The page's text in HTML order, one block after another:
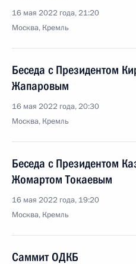
16 мая 2022 года, 21:20
Москва, Кремль
Беседа с Президентом
Жапаровым
16 мая 2022 года, 20:30
Москва, Кремль
Беседа с Президентом
Жомартом Токаевым
16 мая 2022 года, 19:20
Москва, Кремль
Саммит ОДКБ